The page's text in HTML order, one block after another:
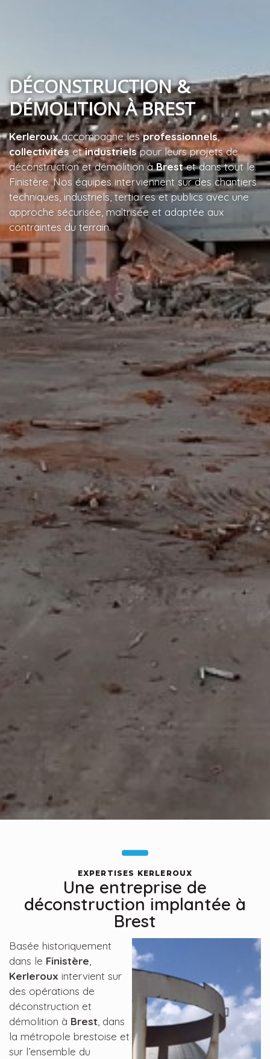
DÉCONSTRUCTION &
DÉMOLITION À BREST
Kerlerouxaccompagne lesprofessionnels,
collectivitésetindustrielspour leurs projets de
déconstruction et démolition àBrestet dans tout le
Finistère. Nos équipes interviennent sur des chantiers
techniques, industriels, tertiaires et publics avec une
approche sécurisée, maîtrisée et adaptée aux
contraintes du terrain.
EXPERTISES KERLEROUX
Une entreprise de
déconstruction implantée à
Brest
Basée historiquement
dans le Finistère
Kerleroux intervient sur
des opérations de
déconstruction et
démolition à Brest , dans
la métropole brestoise et
sur l’ensemble du